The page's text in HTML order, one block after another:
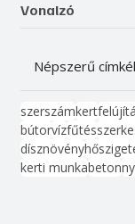
Vonalzó
Népszerű
szerszámkert
bútorvízfűtés
dísznövény
kerti munkabeton